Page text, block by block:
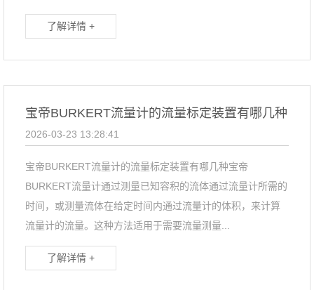
了解详情 +
宝帝BURKERT流量计的流量标定装置有哪几种
2026-03-23 13:28:41
宝帝BURKERT流量计的流量标定装置有哪几种宝帝
BURKERT流量计通过测量已知容积的流体通过流量计所需的
时间，或测量流体在给定时间内通过流量计的体积，来计算
流量计的流量。这种方法适用于需要流量测量...
了解详情 +